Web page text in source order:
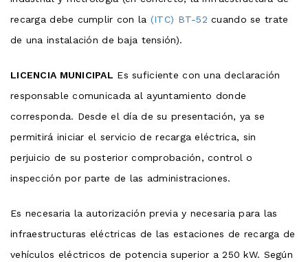
recarga debe cumplir con la (ITC) BT-52 cuando se trate
de una instalación de baja tensión).
LICENCIA MUNICIPAL Es suficiente con una declaración
responsable comunicada al ayuntamiento donde
corresponda. Desde el día de su presentación, ya se
permitirá iniciar el servicio de recarga eléctrica, sin
perjuicio de su posterior comprobación, control o
inspección por parte de las administraciones.
Es necesaria la autorización previa y necesaria para las
infraestructuras eléctricas de las estaciones de recarga de
vehículos eléctricos de potencia superior a 250 kW. Según